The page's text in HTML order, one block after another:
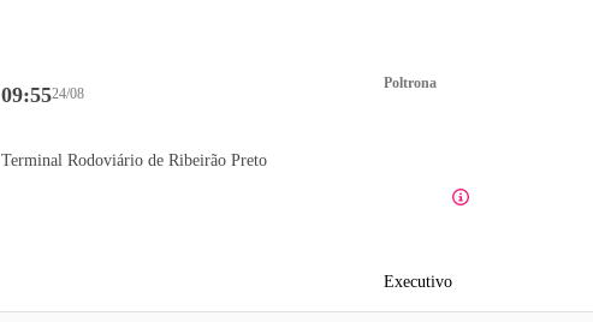
09:5524/08
Terminal Rodoviário de Ribeirão Preto
Poltrona
Executivo